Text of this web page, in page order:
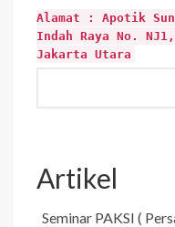
Alamat : Apotik
Indah Raya No.
Jakarta Utara
Artikel
Seminar PAKSI (